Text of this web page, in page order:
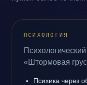
ПСИХОЛОГИЯ
«Штормовая
Психика через